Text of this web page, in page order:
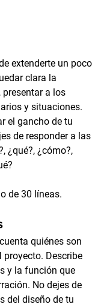
extenderte un poco
clara la
presentar a los
y situaciones.
el gancho de tu
de responder a las
¿qué?, ¿cómo?,
de 30 líneas.
quiénes son
proyecto. Describe
y la función que
No dejes de
del diseño de tu